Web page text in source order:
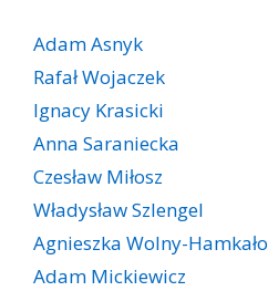
Adam Asnyk
Rafał Wojaczek
Ignacy Krasicki
Anna Saraniecka
Czesław Miłosz
Władysław Szlengel
Agnieszka Wolny-Hamkało
Adam Mickiewicz